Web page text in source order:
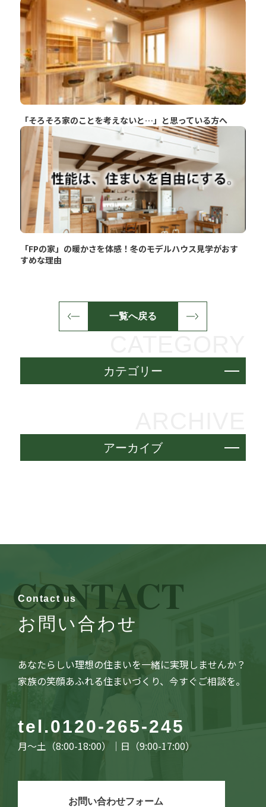
カテゴリー
アーカイブ
「そろそろ家のことを考えないと…」と思っている方へ
「FPの家」の暖かさを体感！冬のモデルハウス見学がおす
すめな理由
一覧へ戻る
CONTACT
Contact us
お問い合わせ
あなたらしい理想の住まいを一緒に実現しませんか？
家族の笑顔あふれる住まいづくり、今すぐご相談を。
tel.0120-265-245
月〜土（8:00-18:00）｜日（9:00-17:00）
お問い合わせフォーム